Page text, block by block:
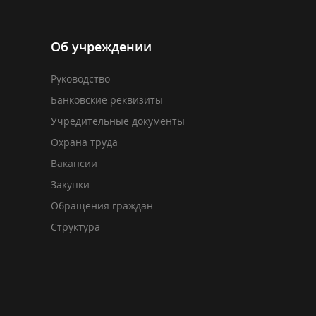
Об учреждении
Руководство
Банковские реквизиты
Учредительные документы
Охрана труда
Вакансии
Закупки
Обращения граждан
Структура